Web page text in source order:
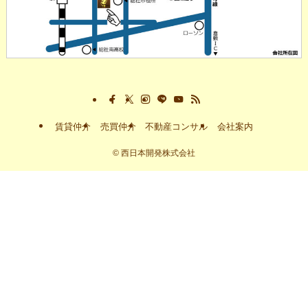
賃貸仲介 売買仲介 不動産コンサル 会社案内
© 西日本開発株式会社